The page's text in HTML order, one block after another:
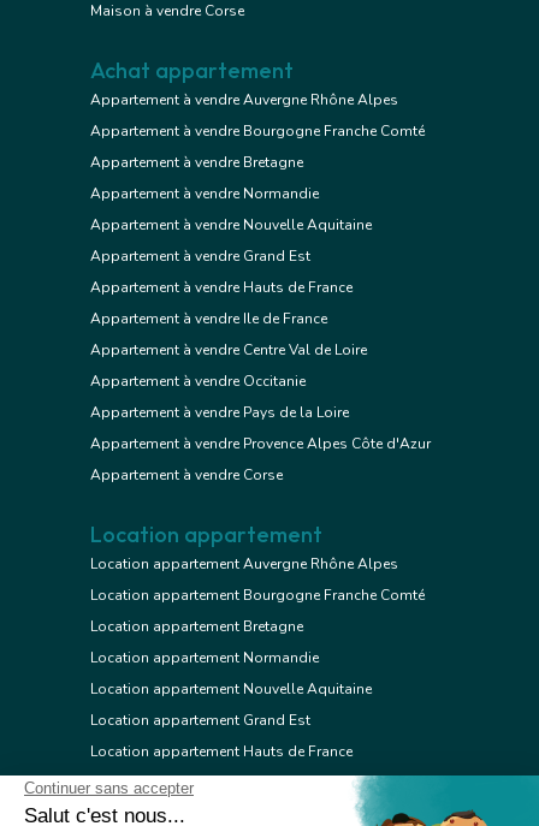
Maison à vendre Corse
Achat appartement
Appartement à vendre Auvergne Rhône Alpes
Appartement à vendre Bourgogne Franche Comté
Appartement à vendre Bretagne
Appartement à vendre Normandie
Appartement à vendre Nouvelle Aquitaine
Appartement à vendre Grand Est
Appartement à vendre Hauts de France
Appartement à vendre Ile de France
Appartement à vendre Centre Val de Loire
Appartement à vendre Occitanie
Appartement à vendre Pays de la Loire
Appartement à vendre Provence Alpes Côte d'Azur
Appartement à vendre Corse
Location appartement
Location appartement Auvergne Rhône Alpes
Location appartement Bourgogne Franche Comté
Location appartement Bretagne
Location appartement Normandie
Location appartement Nouvelle Aquitaine
Location appartement Grand Est
Location appartement Hauts de France
Location appartement Ile de France
Location appartement Centre Val de Loire